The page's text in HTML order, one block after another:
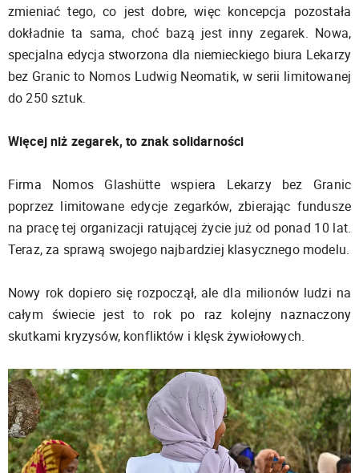
zmieniać tego, co jest dobre, więc koncepcja pozostała
dokładnie ta sama, choć bazą jest inny zegarek. Nowa,
specjalna edycja stworzona dla niemieckiego biura Lekarzy
bez Granic to Nomos Ludwig Neomatik, w serii limitowanej
do 250 sztuk.
Więcej niż zegarek, to znak solidarności
Firma Nomos Glashütte wspiera Lekarzy bez Granic
poprzez limitowane edycje zegarków, zbierając fundusze
na pracę tej organizacji ratującej życie już od ponad 10 lat.
Teraz, za sprawą swojego najbardziej klasycznego modelu.
Nowy rok dopiero się rozpoczął, ale dla milionów ludzi na
całym świecie jest to rok po raz kolejny naznaczony
skutkami kryzysów, konfliktów i klęsk żywiołowych.